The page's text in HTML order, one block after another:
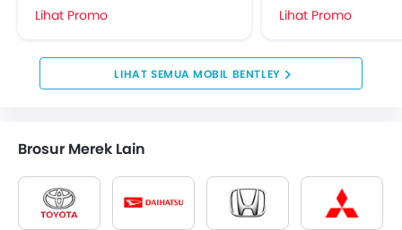
Lihat Promo Lihat Promo
MOBIL BENTLEY
Brosur Merek Lain